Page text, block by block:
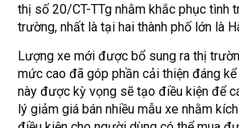
thị số 20/CT-TTg nhằm khắc phục tình
trường, nhất là tại hai thành phố lớn là
Lượng xe mới được bổ sung ra thị
mức cao đã góp phần cải thiện đáng
này được kỳ vọng sẽ tạo điều kiện để
lý giảm giá bán nhiều mẫu xe nhằm